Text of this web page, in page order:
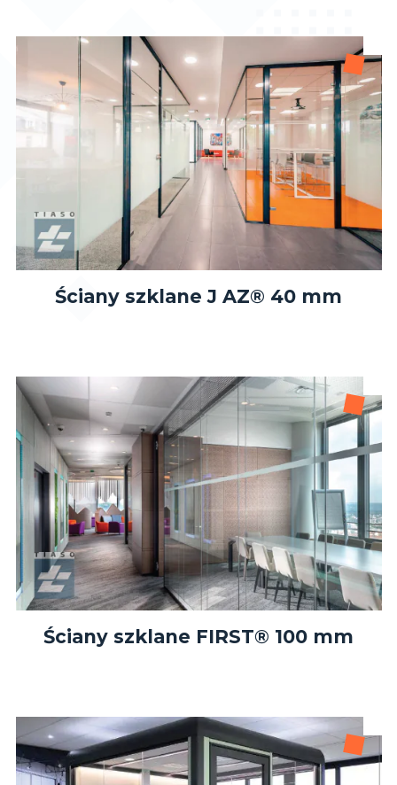
Ściany szklane J AZ® 40 mm
Ściany szklane FIRST® 100 mm